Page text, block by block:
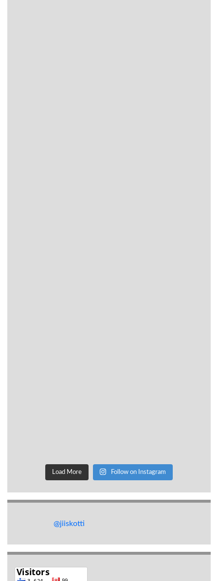
Load More Follow on Instagram
@jiiskotti